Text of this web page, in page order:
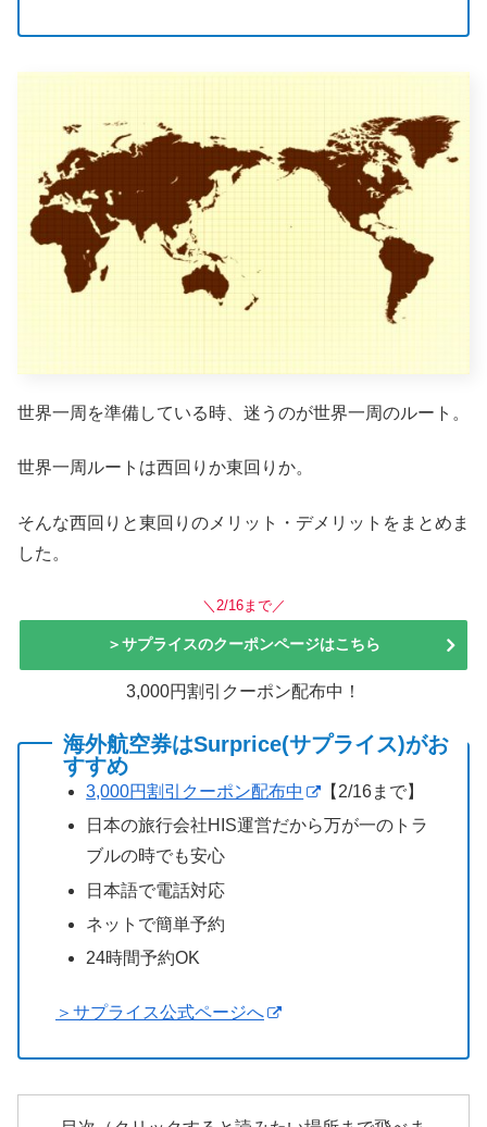
世界一周を準備している時、迷うのが世界一周のルート。
世界一周ルートは西回りか東回りか。
そんな西回りと東回りのメリット・デメリットをまとめま
した。
＼2/16まで／
＞サプライスのクーポンページはこちら
3,000円割引クーポン配布中！
海外航空券はSurprice(サプライス)がお
すすめ
3,000円割引クーポン配布中
【2/16まで】
日本の旅行会社HIS運営だから万が一のトラ
ブルの時でも安心
日本語で電話対応
ネットで簡単予約
24時間予約OK
＞サプライス公式ページへ